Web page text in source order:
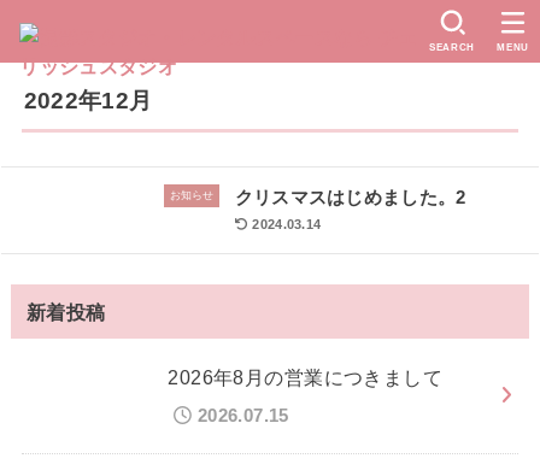
SEARCH MENU
2022年12月
お知らせ クリスマスはじめました。2
2024.03.14
新着投稿
2026年8月の営業につきまして
2026.07.15